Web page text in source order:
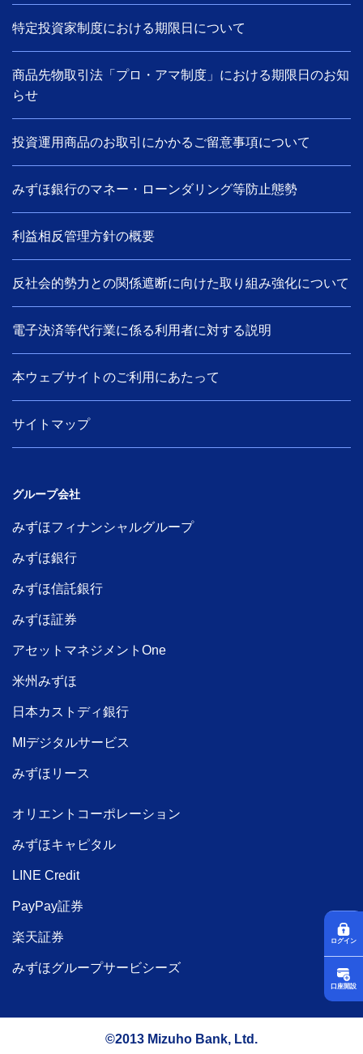
ログイン
口座開設
特定投資家制度における期限日について
商品先物取引法「プロ・アマ制度」における期限日のお知
らせ
投資運用商品のお取引にかかるご留意事項について
みずほ銀行のマネー・ローンダリング等防止態勢
利益相反管理方針の概要
反社会的勢力との関係遮断に向けた取り組み強化について
電子決済等代行業に係る利用者に対する説明
本ウェブサイトのご利用にあたって
サイトマップ
グループ会社
みずほフィナンシャルグループ
みずほ銀行
みずほ信託銀行
みずほ証券
アセットマネジメントOne
米州みずほ
日本カストディ銀行
MIデジタルサービス
みずほリース
オリエントコーポレーション
みずほキャピタル
LINE Credit
PayPay証券
楽天証券
みずほグループサービシーズ
©2013 Mizuho Bank, Ltd.